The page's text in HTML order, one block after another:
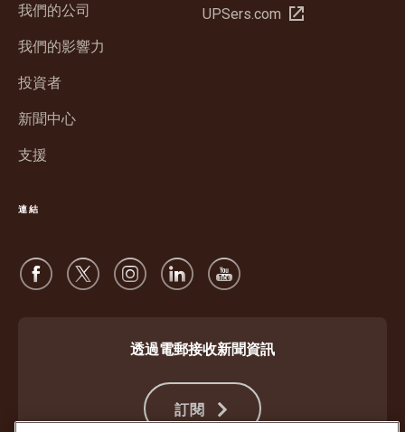
我們的公司
我們的影響力
投資者
新聞中心
支援
視
UPSers.com 在
連結
透過電郵接收新聞資訊
訂閱